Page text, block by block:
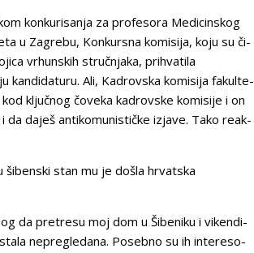
kon­ku­ri­sa­nja za pro­fe­so­ra Me­di­cin­skog
u Za­gre­bu, Konkursna ko­mi­si­ja, ko­ju su či­
vr­hun­skih struč­nja­ka, pri­hva­ti­la
kan­di­da­tu­ru. Ali, Ka­drov­ska ko­mi­si­ja fa­kul­te­
ključ­nog čo­ve­ka ka­drov­ske ko­mi­si­je i on
da da­ješ an­ti­ko­mu­ni­stič­ke iz­ja­ve. Ta­ko re­ak­
stan mu je došla hrvatska
da pre­tre­su moj dom u Ši­be­ni­ku i vi­ken­di­
ne­pre­gle­da­na. Po­seb­no su ih in­te­re­so­